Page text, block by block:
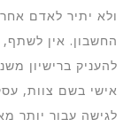
החשבון. אין
להעניק ברישיון
אישי בשם צוות,
לגישה עבור יותר